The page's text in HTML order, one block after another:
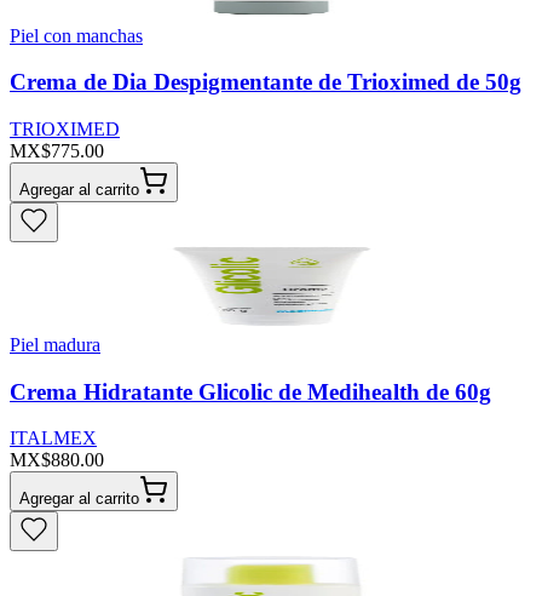
Piel con manchas
Crema de Dia Despigmentante de Trioximed de 50g
TRIOXIMED
MX$775.00
Agregar al carrito
Piel madura
Crema Hidratante Glicolic de Medihealth de 60g
ITALMEX
MX$880.00
Agregar al carrito